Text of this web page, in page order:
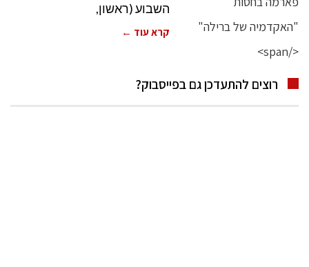
השבוע (ראשון,
קרא עוד ←
רוצים להתעדכן גם בפייסבוק?